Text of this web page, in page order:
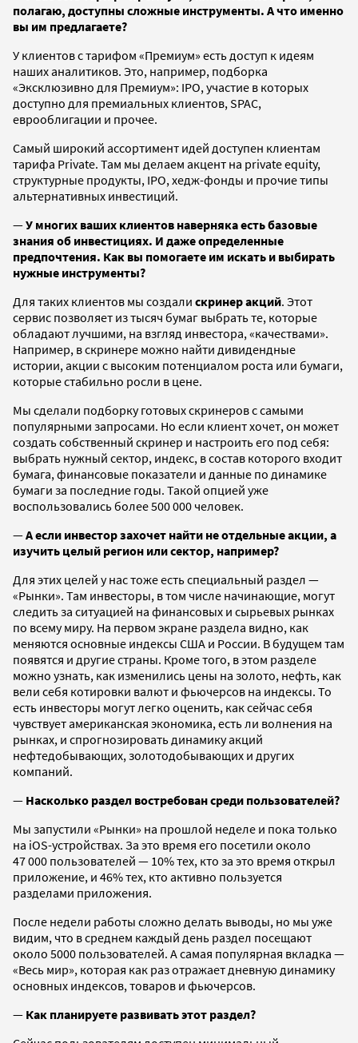
полагаю, доступны сложные инструменты. А что именно
вы им предлагаете?
У клиентов с тарифом «Премиум» есть доступ к идеям
наших аналитиков. Это, например, подборка
«Эксклюзивно для Премиум»: IPO, участие в которых
доступно для премиальных клиентов, SPAC,
еврооблигации и прочее.
Самый широкий ассортимент идей доступен клиентам
тарифа Private. Там мы делаем акцент на private equity,
структурные продукты, IPO, хедж-фонды и прочие типы
альтернативных инвестиций.
—У многих ваших клиентов наверняка есть базовые
знания об инвестициях. И даже определенные
предпочтения. Как вы помогаете им искать и выбирать
нужные инструменты?
Для таких клиентов мы создали скринер акций. Этот
сервис позволяет из тысяч бумаг выбрать те, которые
обладают лучшими, на взгляд инвестора, «качествами».
Например, в скринере можно найти дивидендные
истории, акции с высоким потенциалом роста или бумаги,
которые стабильно росли в цене.
Мы сделали подборку готовых скринеров с самыми
популярными запросами. Но если клиент хочет, он может
создать собственный скринер и настроить его под себя:
выбрать нужный сектор, индекс, в состав которого входит
бумага, финансовые показатели и данные по динамике
бумаги за последние годы. Такой опцией уже
воспользовались более 500 000 человек.
—А если инвестор захочет найти не отдельные акции, а
изучить целый регион или сектор, например?
Для этих целей у нас тоже есть специальный раздел —
«Рынки». Там инвесторы, в том числе начинающие, могут
следить за ситуацией на финансовых и сырьевых рынках
по всему миру. На первом экране раздела видно, как
меняются основные индексы США и России. В будущем там
появятся и другие страны. Кроме того, в этом разделе
можно узнать, как изменились цены на золото, нефть, как
вели себя котировки валют и фьючерсов на индексы. То
есть инвесторы могут легко оценить, как сейчас себя
чувствует американская экономика, есть ли волнения на
рынках, и спрогнозировать динамику акций
нефтедобывающих, золотодобывающих и других
компаний.
— Насколько раздел востребован среди пользователей?
Мы запустили «Рынки» на прошлой неделе и пока только
на iOS-устройствах. За это время его посетили около
47 000 пользователей — 10% тех, кто за это время открыл
приложение, и 46% тех, кто активно пользуется
разделами приложения.
После недели работы сложно делать выводы, но мы уже
видим, что в среднем каждый день раздел посещают
около 5000 пользователей. А самая популярная вкладка —
«Весь мир», которая как раз отражает дневную динамику
основных индексов, товаров и фьючерсов.
— Как планируете развивать этот раздел?